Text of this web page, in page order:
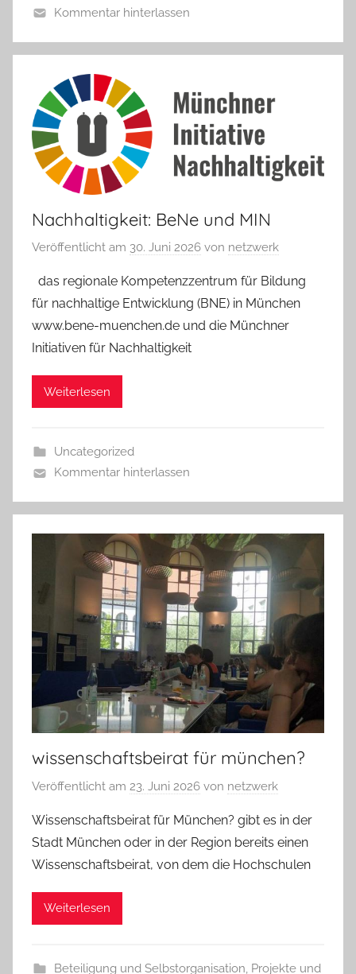
Kommentar hinterlassen
Nachhaltigkeit: BeNe und MIN
Veröffentlicht am 30. Juni 2026 von netzwerk
das regionale Kompetenzzentrum für Bildung
für nachhaltige Entwicklung (BNE) in München
www.bene-muenchen.de und die Münchner
Initiativen für Nachhaltigkeit
Weiterlesen
Uncategorized
Kommentar hinterlassen
wissenschaftsbeirat für münchen?
Veröffentlicht am 23. Juni 2026 von netzwerk
Wissenschaftsbeirat für München? gibt es in der
Stadt München oder in der Region bereits einen
Wissenschaftsbeirat, von dem die Hochschulen
Weiterlesen
Beteiligung und Selbstorganisation, Projekte und